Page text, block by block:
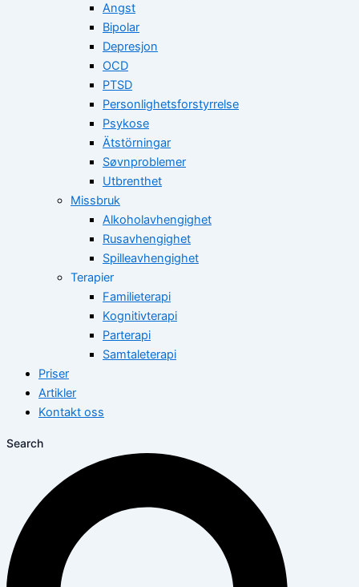
Angst
Bipolar
Depresjon
OCD
PTSD
Personlighetsforstyrrelse
Psykose
Ätstörningar
Søvnproblemer
Utbrenthet
Missbruk
Alkoholavhengighet
Rusavhengighet
Spilleavhengighet
Terapier
Familieterapi
Kognitivterapi
Parterapi
Samtaleterapi
Priser
Artikler
Kontakt oss
Search